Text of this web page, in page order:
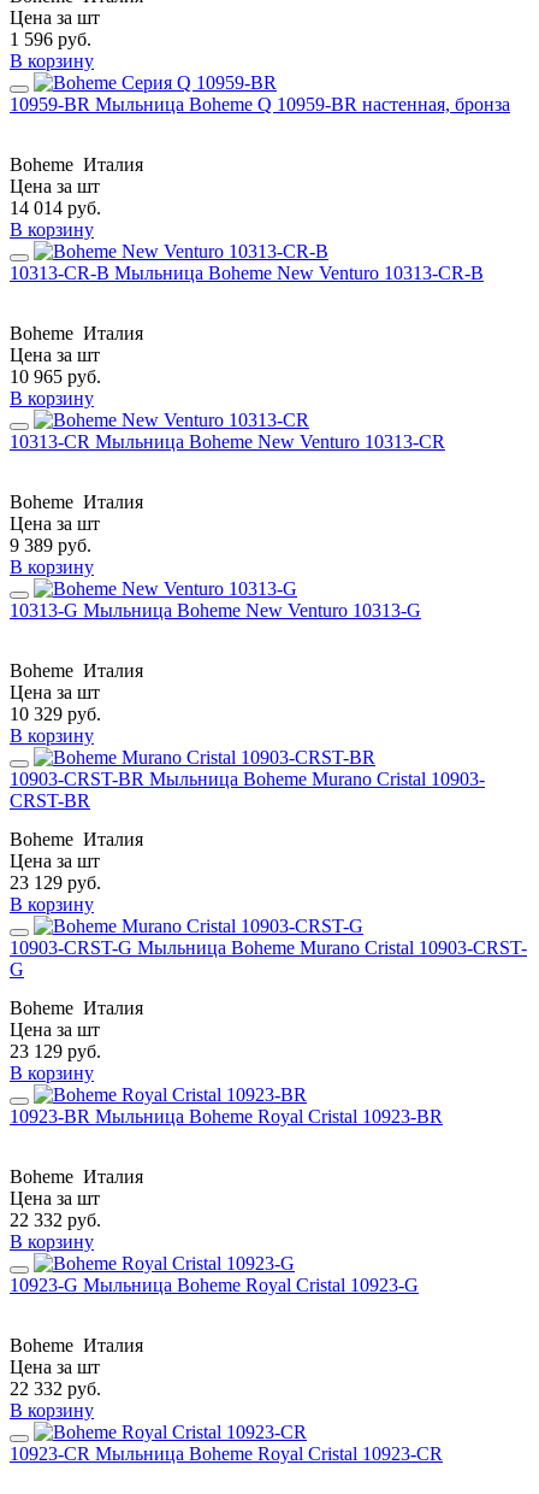
Цена за шт
1 596 руб.
В корзину
10959-BR Мыльница Boheme Q 10959-BR настенная, бронза
Boheme Италия
Цена за шт
14 014 руб.
В корзину
10313-CR-B Мыльница Boheme New Venturo 10313-CR-B
Boheme Италия
Цена за шт
10 965 руб.
В корзину
10313-CR Мыльница Boheme New Venturo 10313-CR
Boheme Италия
Цена за шт
9 389 руб.
В корзину
10313-G Мыльница Boheme New Venturo 10313-G
Boheme Италия
Цена за шт
10 329 руб.
В корзину
10903-CRST-BR Мыльница Boheme Murano Cristal 10903-
CRST-BR
Boheme Италия
Цена за шт
23 129 руб.
В корзину
10903-CRST-G Мыльница Boheme Murano Cristal 10903-CRST-
G
Boheme Италия
Цена за шт
23 129 руб.
В корзину
10923-BR Мыльница Boheme Royal Cristal 10923-BR
Boheme Италия
Цена за шт
22 332 руб.
В корзину
10923-G Мыльница Boheme Royal Cristal 10923-G
Boheme Италия
Цена за шт
22 332 руб.
В корзину
10923-CR Мыльница Boheme Royal Cristal 10923-CR